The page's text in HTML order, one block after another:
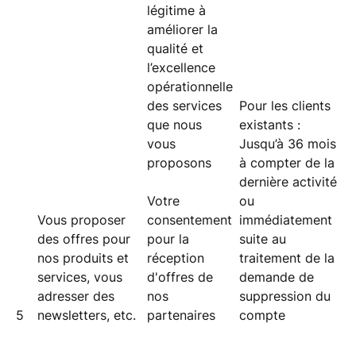
5
Vous proposer
des offres pour
nos produits et
services, vous
adresser des
newsletters, etc.
légitime à
améliorer la
qualité et
l’excellence
opérationnelle
des services
que nous
vous
proposons
Votre
consentement
pour la
réception
d'offres de
nos
partenaires
Pour les clients
existants :
Jusqu’à 36 mois
à compter de la
dernière activité
ou
immédiatement
suite au
traitement de la
demande de
suppression du
compte